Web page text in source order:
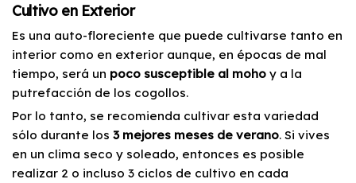
Cultivo en Exterior
Es una auto-floreciente que puede cultivarse tanto en
interior como en exterior aunque, en épocas de mal
tiempo, será un poco susceptible al moho y a la
putrefacción de los cogollos.
Por lo tanto, se recomienda cultivar esta variedad
sólo durante los 3 mejores meses de verano. Si vives
en un clima seco y soleado, entonces es posible
realizar 2 o incluso 3 ciclos de cultivo en cada